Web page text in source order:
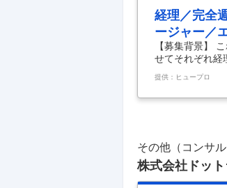
経理／完全
ージャー／
【募集背景】
せてそれぞれ経
内容】 弊社は
タメ・ホールデ
における経理業
は、先輩や上
提供：ヒュープロ
その他（コンサ
株式会社ドッ